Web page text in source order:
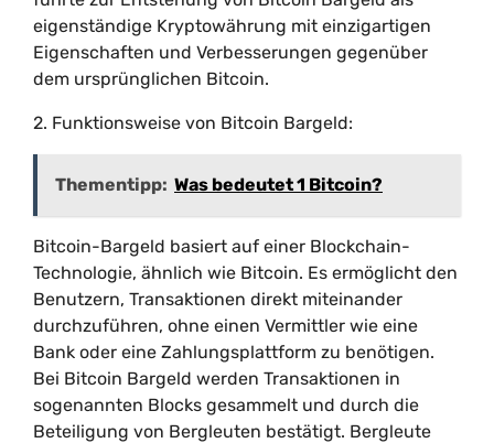
eigenständige Kryptowährung mit einzigartigen
Eigenschaften und Verbesserungen gegenüber
dem ursprünglichen Bitcoin.
2. Funktionsweise von Bitcoin Bargeld:
Thementipp: Was bedeutet 1 Bitcoin?
Bitcoin-Bargeld basiert auf einer Blockchain-
Technologie, ähnlich wie Bitcoin. Es ermöglicht den
Benutzern, Transaktionen direkt miteinander
durchzuführen, ohne einen Vermittler wie eine
Bank oder eine Zahlungsplattform zu benötigen.
Bei Bitcoin Bargeld werden Transaktionen in
sogenannten Blocks gesammelt und durch die
Beteiligung von Bergleuten bestätigt. Bergleute